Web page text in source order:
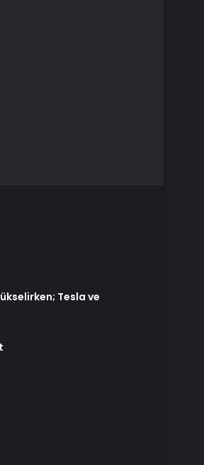
Tesla ve